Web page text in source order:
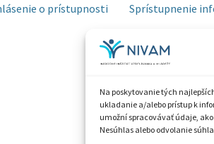
Na poskytovanie tých
ukladanie a/alebo prístup k
umožní spracovávať údaje,
Nesúhlas alebo odvolanie
o prístupnosti Sprístupnenie